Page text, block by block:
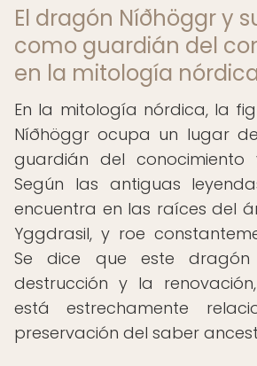
El dragón Níðhöggr y
como guardián del
en la mitología
En la mitología nórdica, la
Níðhöggr ocupa un lugar
guardián del
Según las antiguas
encuentra en las raíces del
Yggdrasil, y roe
Se dice que este dragón
destrucción y la
está estrechamente
preservación del saber